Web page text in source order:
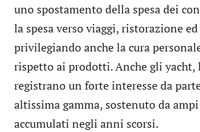
uno spostamento della spesa dei
la spesa verso viaggi, ristorazione
privilegiando anche la cura
rispetto ai prodotti. Anche gli
registrano un forte interesse da
altissima gamma, sostenuto da
accumulati negli anni scorsi.